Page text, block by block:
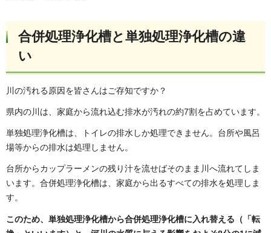
合併処理浄化槽と単独処理浄化槽の違
い
川の汚れる原因を皆さんはご存知ですか？
県内の川は、家庭から流れ込む排水が汚れの約7割を占めています。
単独処理浄化槽は、トイレの排水しか処理できません。台所や風呂
場等からの排水は処理しません。
台所からカップラーメンの残り汁を流せばそのまま川へ流れてしま
います。合併処理浄化槽は、家庭から出るすべての排水を処理しま
す。
このため、単独処理浄化槽から合併処理浄化槽に入れ替える（「転